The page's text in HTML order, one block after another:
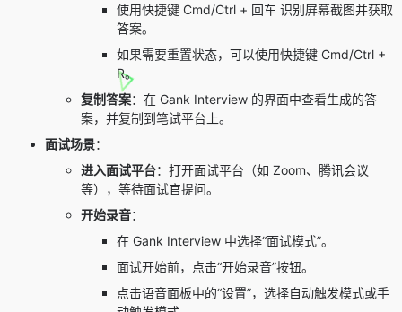
使用快捷键 Cmd/Ctrl + 回车 识别屏幕截图并获取
答案。
如果需要重置状态，可以使用快捷键 Cmd/Ctrl +
R。
复制答案：在 Gank Interview 的界面中查看生成的答
案，并复制到笔试平台上。
面试场景：
进入面试平台：打开面试平台（如 Zoom、腾讯会议
等），等待面试官提问。
开始录音：
在 Gank Interview 中选择“面试模式”。
面试开始前，点击“开始录音”按钮。
点击语音面板中的“设置”，选择自动触发模式或手